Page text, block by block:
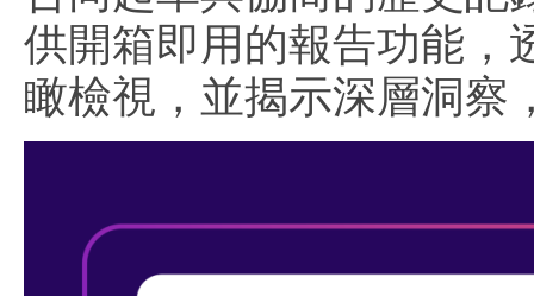
供開箱即用的報告功能，
瞰檢視，並揭示深層洞察